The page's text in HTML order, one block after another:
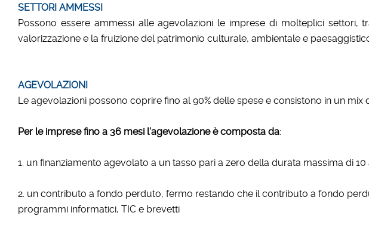
SETTORI AMMESSI
Possono essere ammessi alle agevolazioni le imprese di molteplici settori,
valorizzazione e la fruizione del patrimonio culturale, ambientale e
AGEVOLAZIONI
Le agevolazioni possono coprire fino al 90% delle spese e consistono in un
Per le imprese fino a 36 mesi l’agevolazione è composta da:
1. un finanziamento agevolato a un tasso pari a zero della durata massima di
2. un contributo a fondo perduto, fermo restando che il contributo a fondo
programmi informatici, TIC e brevetti